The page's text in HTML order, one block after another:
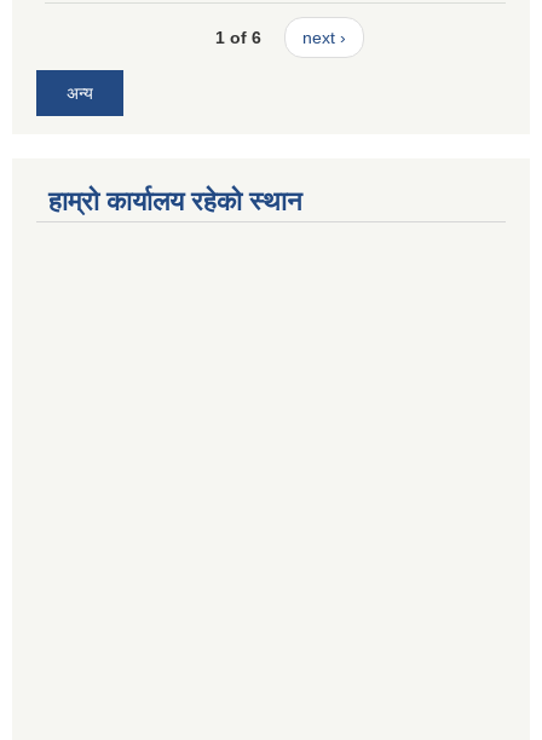
1 of 6 next ›
अन्य
हाम्रो कार्यालय रहेको स्थान